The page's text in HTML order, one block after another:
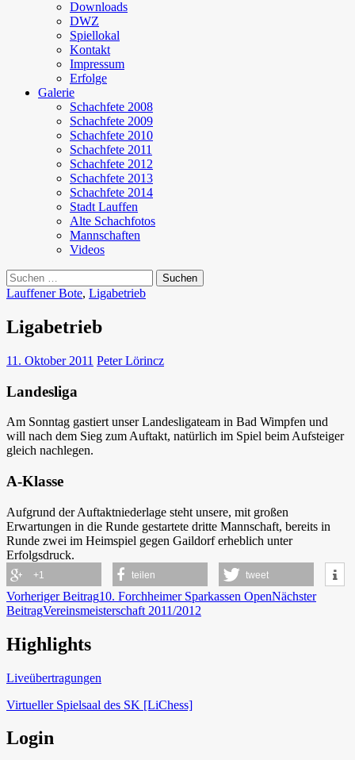
Downloads
DWZ
Spiellokal
Kontakt
Impressum
Erfolge
Galerie
Schachfete 2008
Schachfete 2009
Schachfete 2010
Schachfete 2011
Schachfete 2012
Schachfete 2013
Schachfete 2014
Stadt Lauffen
Alte Schachfotos
Mannschaften
Videos
Suchen
nach:
Lauffener Bote, Ligabetrieb
Ligabetrieb
11. Oktober 2011 Peter Lörincz
Landesliga
Am Sonntag gastiert unser Landesligateam in Bad Wimpfen und
will nach dem Sieg zum Auftakt, natürlich im Spiel beim Aufsteiger
gleich nachlegen.
A-Klasse
Aufgrund der Auftaktniederlage steht unsere, mit großen
Erwartungen in die Runde gestartete dritte Mannschaft, bereits in
Runde zwei im Heimspiel gegen Gaildorf erheblich unter
Erfolgsdruck.
+1 teilen tweet
Beitragsnavigation
Vorheriger Beitrag10. Forchheimer Sparkassen OpenNächster
BeitragVereinsmeisterschaft 2011/2012
Schach in Lauffen
Highlights
Liveübertragungen
Virtueller Spielsaal des SK [LiChess]
Login